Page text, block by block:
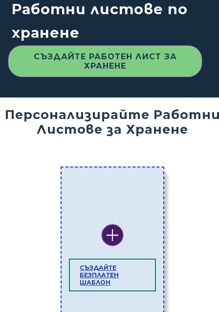
Работни листове по
хранене
СЪЗДАЙТЕ РАБОТЕН ЛИСТ ЗА
ХРАНЕНЕ
Персонализирайте
Листове за Хранене
СЪЗДАЙТЕ
БЕЗПЛАТЕН
ШАБЛОН